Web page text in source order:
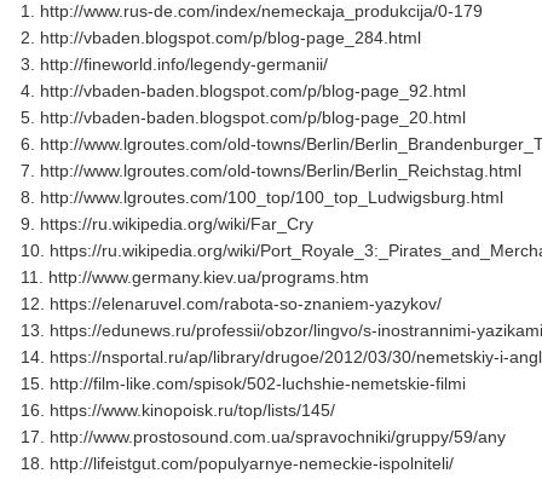
1. http://www.rus-de.com/index/nemeckaja_produkcija/0-179
2. http://vbaden.blogspot.com/p/blog-page_284.html
3. http://fineworld.info/legendy-germanii/
4. http://vbaden-baden.blogspot.com/p/blog-page_92.html
5. http://vbaden-baden.blogspot.com/p/blog-page_20.html
6. http://www.lgroutes.com/old-towns/Berlin/
7. http://www.lgroutes.com/old-towns/Berlin/Berlin_Reichstag.html
8. http://www.lgroutes.com/100_top/100_top_Ludwigsburg.html
9. https://ru.wikipedia.org/wiki/Far_Cry
10. https://ru.wikipedia.org/wiki/
11. http://www.germany.kiev.ua/programs.htm
12. https://elenaruvel.com/rabota-so-znaniem-yazykov/
13. https://edunews.ru/professii/obzor/lingvo/s-inostrannimi-
14. https://nsportal.ru/ap/library/drugoe/2012/03/30/nemetskiy-i-
15. http://film-like.com/spisok/502-luchshie-nemetskie-filmi
16. https://www.kinopoisk.ru/top/lists/145/
17. http://www.prostosound.com.ua/spravochniki/gruppy/59/any
18. http://lifeistgut.com/populyarnye-nemeckie-ispolniteli/